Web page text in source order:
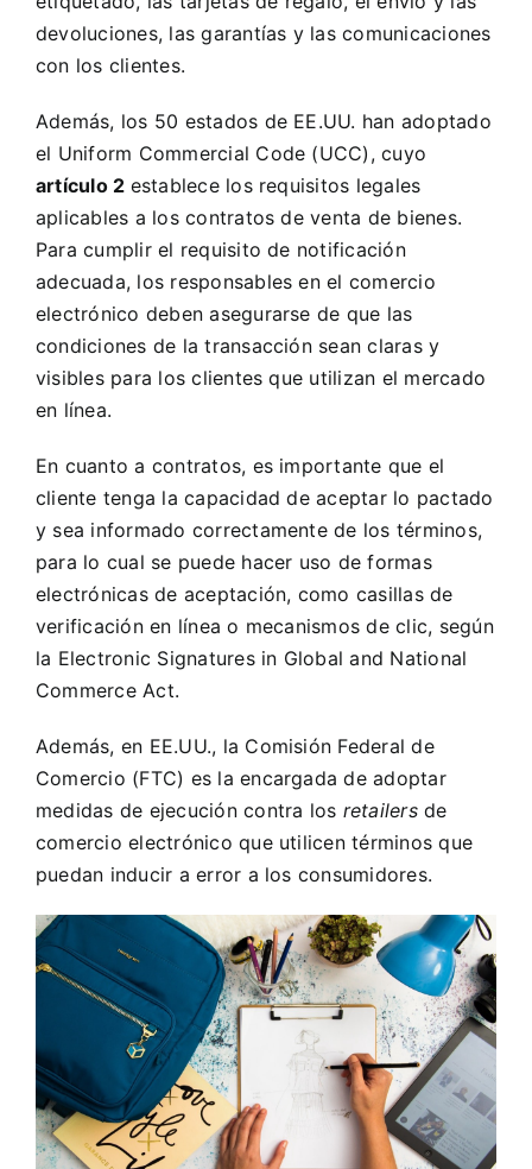
devoluciones, las garantías y las comunicaciones
con los clientes.
Además, los 50 estados de EE.UU. han adoptado
el Uniform Commercial Code (UCC), cuyo
artículo 2 establece los requisitos legales
aplicables a los contratos de venta de bienes.
Para cumplir el requisito de notificación
adecuada, los responsables en el comercio
electrónico deben asegurarse de que las
condiciones de la transacción sean claras y
visibles para los clientes que utilizan el mercado
en línea.
En cuanto a contratos, es importante que el
cliente tenga la capacidad de aceptar lo pactado
y sea informado correctamente de los términos,
para lo cual se puede hacer uso de formas
electrónicas de aceptación, como casillas de
verificación en línea o mecanismos de clic, según
la Electronic Signatures in Global and National
Commerce Act.
Además, en EE.UU., la Comisión Federal de
Comercio (FTC) es la encargada de adoptar
medidas de ejecución contra los retailersde
comercio electrónico que utilicen términos que
puedan inducir a error a los consumidores.